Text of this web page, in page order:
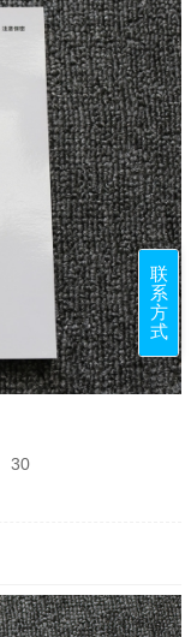
30
联
系
方
式